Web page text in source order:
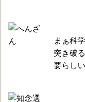
まぁ科
突き破
要らし